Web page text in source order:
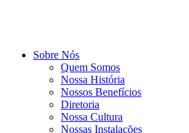
Sobre Nós
Quem Somos
Nossa História
Nossos Benefícios
Diretoria
Nossa Cultura
Nossas Instalações